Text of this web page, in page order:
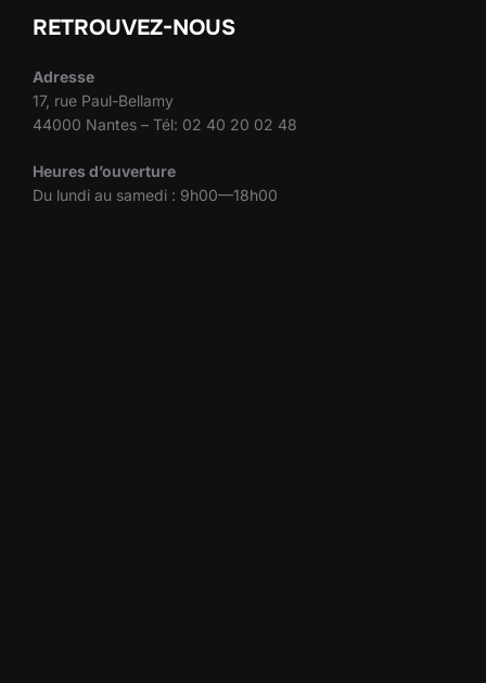
RETROUVEZ-NOUS
Adresse
17, rue Paul-Bellamy
44000 Nantes – Tél: 02 40 20 02 48
Heures d’ouverture
Du lundi au samedi : 9h00—18h00